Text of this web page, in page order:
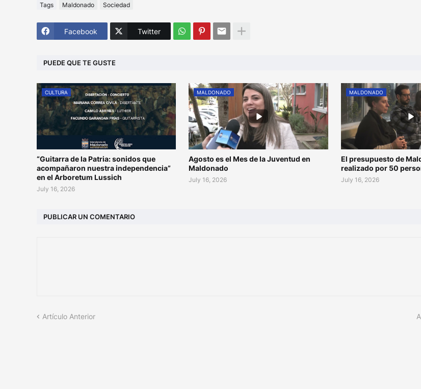
Tags Maldonado Sociedad
Facebook Twitter
PUEDE QUE TE GUSTE
CULTURA
“Guitarra de la Patria: sonidos que
acompañaron nuestra independencia”
en el Arboretum Lussich
July 16, 2026
MALDONADO
Agosto es el Mes de la Juventud en
Maldonado
July 16, 2026
MALDONADO
El presupuesto de
realizado por 50
July 16, 2026
PUBLICAR UN COMENTARIO
Artículo Anterior